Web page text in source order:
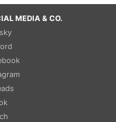
MEDIA & CO.